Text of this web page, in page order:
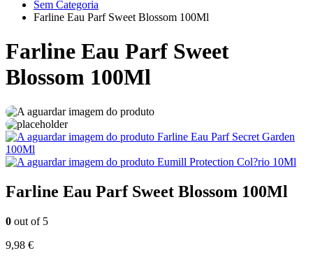
Sem Categoria
Farline Eau Parf Sweet Blossom 100Ml
Farline Eau Parf Sweet
Blossom 100Ml
Farline Eau Parf Secret Garden
100Ml
Eumill Protection Col?rio 10Ml
Farline Eau Parf Sweet Blossom 100Ml
0 out of 5
9,98 €